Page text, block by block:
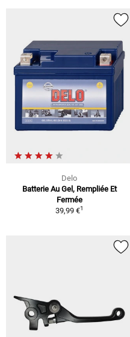
Delo
Batterie Au Gel, Rempliée Et
Fermée
39,99 €1